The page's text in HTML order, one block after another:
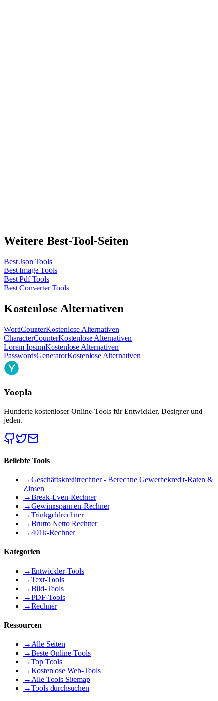
Weitere Best-Tool-Seiten
Best Json Tools
Best Image Tools
Best Pdf Tools
Best Converter Tools
Kostenlose Alternativen
WordCounterKostenlose Alternativen
CharacterCounterKostenlose Alternativen
Lorem IpsumKostenlose Alternativen
PasswordsGeneratorKostenlose Alternativen
Yoopla
Hunderte kostenloser Online-Tools für Entwickler, Designer und
jeden.
Beliebte Tools
→Geschäftskreditrechner - Berechne Gewerbekredit-Raten &
Zinsen
→Break-Even-Rechner
→Gewinnspannen-Rechner
→Trinkgeldrechner
→Brutto Netto Rechner
→401k-Rechner
Kategorien
→Entwickler-Tools
→Text-Tools
→Bild-Tools
→PDF-Tools
→Rechner
Ressourcen
→ Alle Seiten
→Beste Online-Tools
→Top Tools
→Kostenlose Web-Tools
→ Alle Tools Sitemap
→Tools durchsuchen